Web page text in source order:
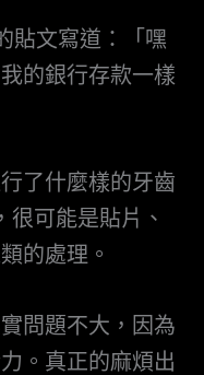
貼文寫道：「嘿
的銀行存款一樣
了什麼樣的牙齒
可能是貼片、
的處理。
問題不大，因為
。真正的麻煩出